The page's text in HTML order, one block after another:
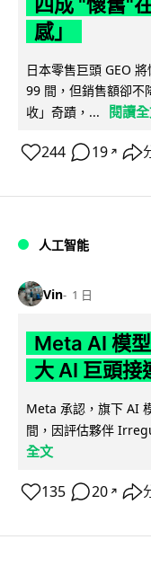
感」
日本零售巨頭 GEO
99 間，但銷售額卻不
收」奇蹟，...
閱讀
244 19 ↗
人工智能
Vin 1 日
Meta AI 模
大 AI 巨頭接
Meta 承認，旗下 AI
間，因評估夥伴
全文
135 20 ↗